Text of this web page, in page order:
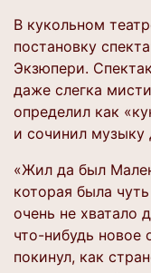
В кукольном
постановку
Экзюпери.
даже слегка
определил как
и сочинил музыку
«Жил да был
которая была
очень не хватало
что-нибудь новое
покинул, как